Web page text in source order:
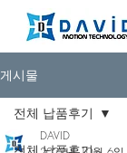
게시물
전체 납품후기
DAVID